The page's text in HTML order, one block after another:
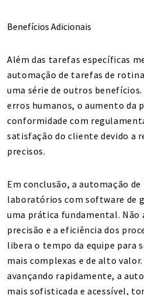
Benefícios Adicionais
Além das tarefas específicas
automação de tarefas de
uma série de outros
erros humanos, o aumento da
conformidade com
satisfação do cliente devido a
precisos.
Em conclusão, a automação
laboratórios com software de
uma prática fundamental. Não
precisão e a eficiência dos
libera o tempo da equipe para
mais complexas e de alto
avançando rapidamente, a
mais sofisticada e acessível,